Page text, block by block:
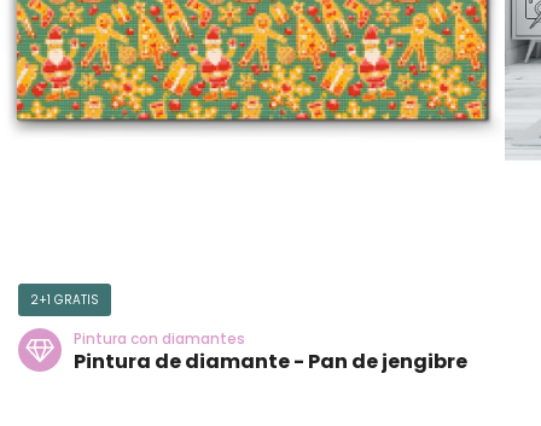
2+1 GRATIS
Pintura con diamantes
Pintura de diamante - Pan de jengibre